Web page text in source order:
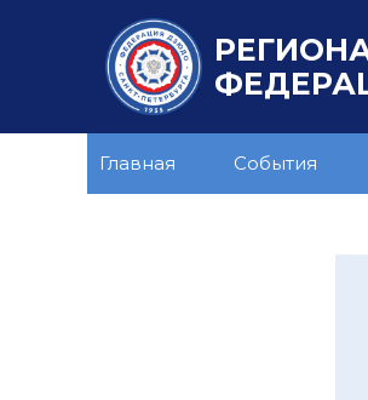
Главная События